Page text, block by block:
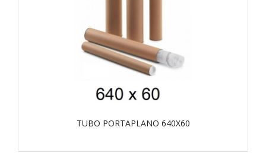
TUBO PORTAPLANO 640X60